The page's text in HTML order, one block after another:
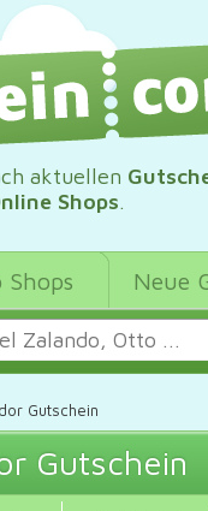
aktuellen
Shops.
Shops Neue
Gutschein
Gutschein